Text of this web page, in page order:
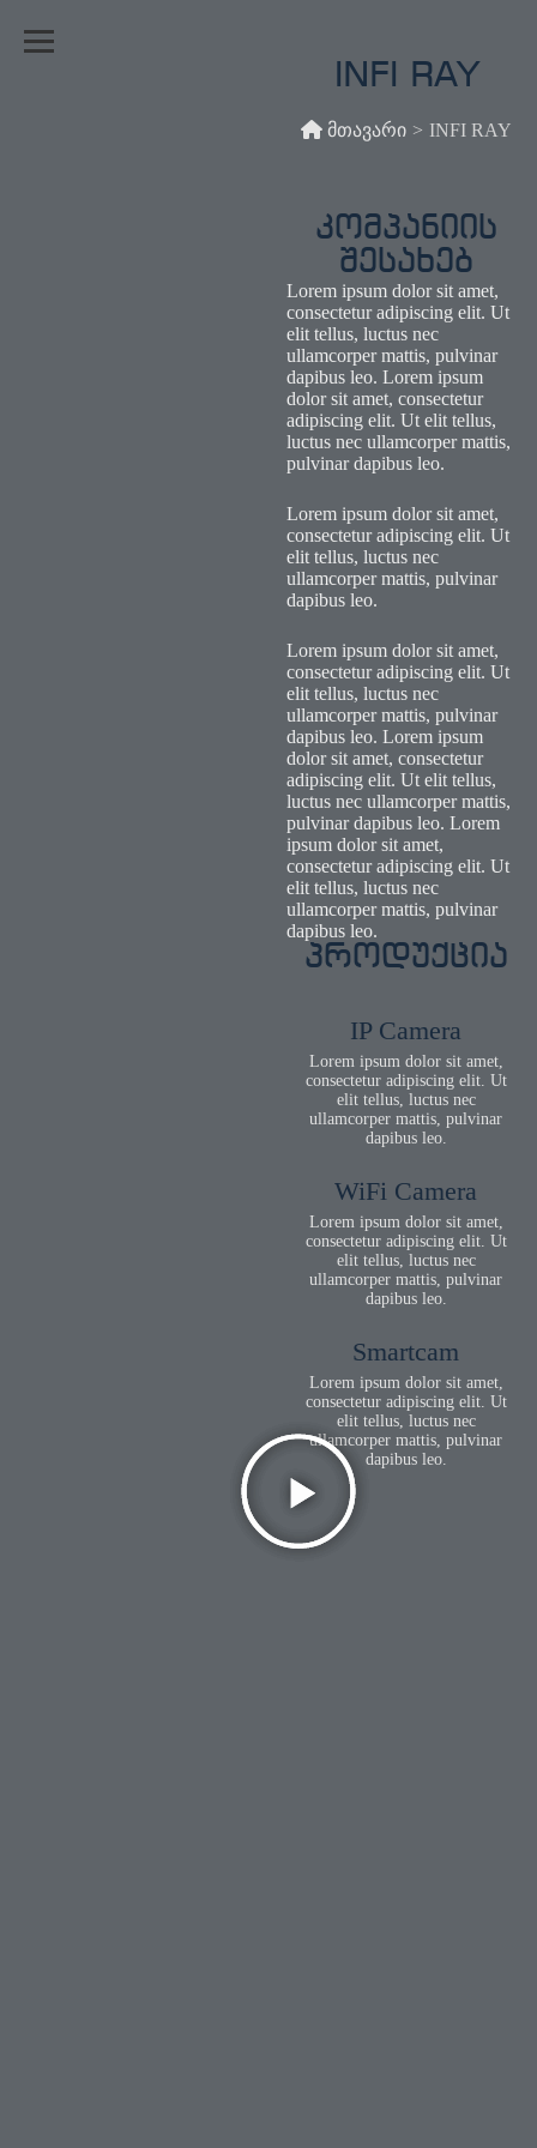
INFI RAY
მთავარი > INFI RAY
კომპანიის
შესახებ
Lorem ipsum dolor sit amet,
consectetur adipiscing elit. Ut
elit tellus, luctus nec
ullamcorper mattis, pulvinar
dapibus leo. Lorem ipsum
dolor sit amet, consectetur
adipiscing elit. Ut elit tellus,
luctus nec ullamcorper mattis,
pulvinar dapibus leo.
Lorem ipsum dolor sit amet,
consectetur adipiscing elit. Ut
elit tellus, luctus nec
ullamcorper mattis, pulvinar
dapibus leo.
Lorem ipsum dolor sit amet,
consectetur adipiscing elit. Ut
elit tellus, luctus nec
ullamcorper mattis, pulvinar
dapibus leo. Lorem ipsum
dolor sit amet, consectetur
adipiscing elit. Ut elit tellus,
luctus nec ullamcorper mattis,
pulvinar dapibus leo. Lorem
ipsum dolor sit amet,
consectetur adipiscing elit. Ut
elit tellus, luctus nec
ullamcorper mattis, pulvinar
dapibus leo.
პროდუქცია
IP Camera
Lorem ipsum dolor sit amet,
consectetur adipiscing elit. Ut
elit tellus, luctus nec
ullamcorper mattis, pulvinar
dapibus leo.
WiFi Camera
Lorem ipsum dolor sit amet,
consectetur adipiscing elit. Ut
elit tellus, luctus nec
ullamcorper mattis, pulvinar
dapibus leo.
Smartcam
Lorem ipsum dolor sit amet,
consectetur adipiscing elit. Ut
elit tellus, luctus nec
ullamcorper mattis, pulvinar
dapibus leo.